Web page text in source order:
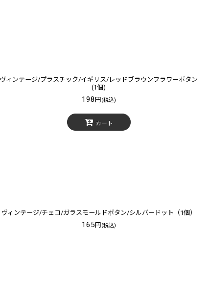
ヴィンテージ/プラスチック/イギリス/レッドブラウンフラワーボタン
(1個)
198 円 (税込)
カート
ヴィンテージ/チェコ/ガラスモールドボタン/シルバードット（1個）
165 円 (税込)